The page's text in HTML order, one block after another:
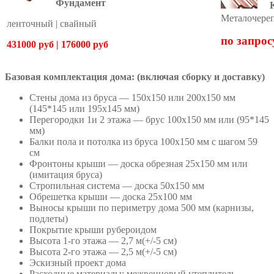
Фундамент
ленточный | свайный
431000 руб | 176000 руб
по
Базовая комплектация дома: (включая сборку и доставку)
Стены дома из бруса — 150х150 или 200х150 мм
(145*145 или 195х145 мм)
Перегородки 1и 2 этажа — брус 100х150 мм или (95*145
мм)
Балки пола и потолка из бруса 100х150 мм с шагом 59
см
Фронтоны крыши — доска обрезная 25х150 мм или
(имитация бруса)
Стропильная система — доска 50х150 мм
Обрешетка крыши — доска 25х100 мм
Выносы крыши по периметру дома 500 мм (карнизы,
подлеты)
Покрытие крыши рубероидом
Высота 1-го этажа — 2,7 м(+/-5 см)
Высота 2-го этажа — 2,5 м(+/-5 см)
Эскизный проект дома